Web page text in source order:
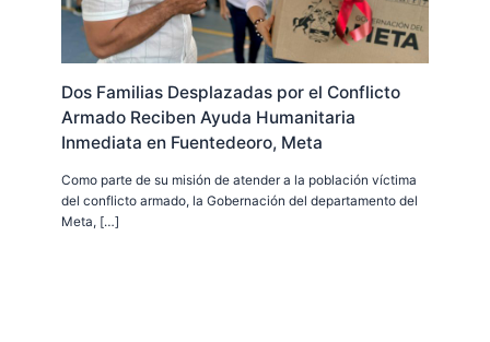
Dos Familias Desplazadas por el Conflicto
Armado Reciben Ayuda Humanitaria
Inmediata en Fuentedeoro, Meta
Como parte de su misión de atender a la población víctima
del conflicto armado, la Gobernación del departamento del
Meta, […]